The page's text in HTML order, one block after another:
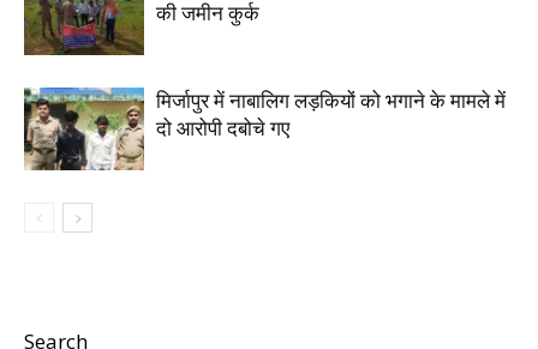
की जमीन कुर्क
मिर्जापुर में नाबालिग लड़कियों को भगाने के मामले में
दो आरोपी दबोचे गए
Search